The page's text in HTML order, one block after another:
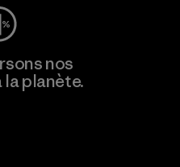
nos
la planète.